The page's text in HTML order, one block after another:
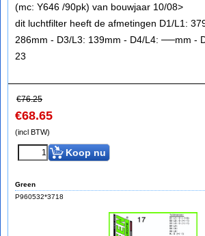
(mc: Y646 /90pk) van bouwjaar 10/08>
dit luchtfilter heeft de afmetingen D1/L1:
286mm - D3/L3: 139mm - D4/L4: ──mm -
23
€76.25
€68.65
(incl BTW)
Koop nu
Green
P960532*3718